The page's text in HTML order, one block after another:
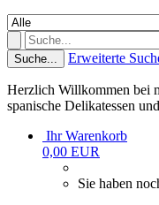
Suche... Erweiterte
Herzlich Willkommen bei
spanische Delikatessen
Ihr Warenkorb
0,00 EUR
Sie haben